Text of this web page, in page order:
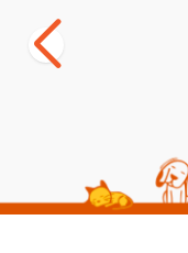
4.389,00